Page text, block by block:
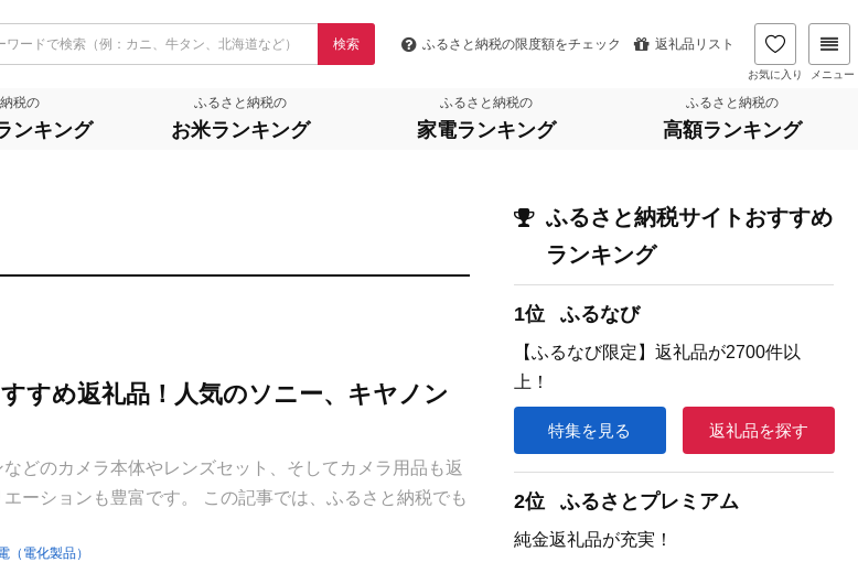
検索 ふるさと納税の限度額をチェック 返礼品リスト
お気に入り メニュー
税の
ンキング
ふるさと納税の
お米ランキング
ふるさと納税の
家電ランキング
ふるさと納税の
高額ランキング
すめ返礼品！人気のソニー、キヤノン
どのカメラ本体やレンズセット、そしてカメラ用品も返
ーションも豊富です。 この記事では、ふるさと納税でも
（電化製品）
ふるさと納税サイトおすすめ
ランキング
1位 ふるなび
【ふるなび限定】返礼品が2700件以
上！
特集を見る 返礼品を探す
2位 ふるさとプレミアム
純金返礼品が充実！